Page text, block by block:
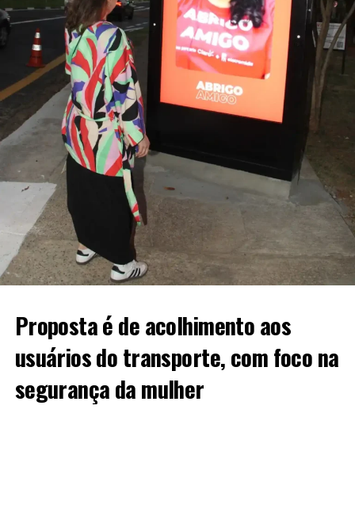
Proposta é de acolhimento aos
usuários do transporte, com foco na
segurança da mulher